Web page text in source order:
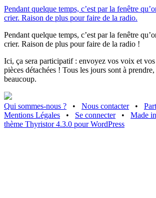
Pendant quelque temps, c’est par la fenêtre
crier. Raison de plus pour faire de la radio.
Pendant quelque temps, c’est par la fenêtre
crier. Raison de plus pour faire de la radio !
Ici, ça sera participatif : envoyez vos voix et vos
pièces détachées ! Tous les jours sont à
beaucoup.
Qui sommes-nous ? • Nous contacter •
Mentions Légales
• Se connecter • Made
thème Thyristor 4.3.0 pour WordPress